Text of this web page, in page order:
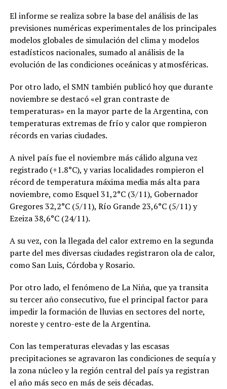
El informe se realiza sobre la base del análisis de las
previsiones numéricas experimentales de los principales
modelos globales de simulación del clima y modelos
estadísticos nacionales, sumado al análisis de la
evolución de las condiciones oceánicas y atmosféricas.
Por otro lado, el SMN también publicó hoy que durante
noviembre se destacó «el gran contraste de
temperaturas» en la mayor parte de la Argentina, con
temperaturas extremas de frío y calor que rompieron
récords en varias ciudades.
A nivel país fue el noviembre más cálido alguna vez
registrado (+1.8°C), y varias localidades rompieron el
récord de temperatura máxima media más alta para
noviembre, como Esquel 31,2°C (3/11), Gobernador
Gregores 32,2°C (5/11), Río Grande 23,6°C (5/11) y
Ezeiza 38,6°C (24/11).
A su vez, con la llegada del calor extremo en la segunda
parte del mes diversas ciudades registraron ola de calor,
como San Luis, Córdoba y Rosario.
Por otro lado, el fenómeno de La Niña, que ya transita
su tercer año consecutivo, fue el principal factor para
impedir la formación de lluvias en sectores del norte,
noreste y centro-este de la Argentina.
Con las temperaturas elevadas y las escasas
precipitaciones se agravaron las condiciones de sequía y
la zona núcleo y la región central del país ya registran
el año más seco en más de seis décadas.